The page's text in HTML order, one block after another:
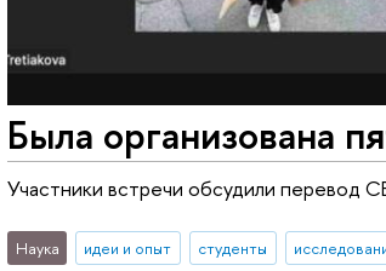
Была организована
Участники встречи обсудили перевод
Наука идеи и опыт студенты